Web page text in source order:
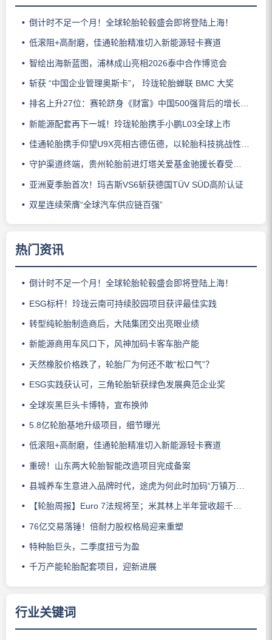
倒计时不足一个月！全球轮胎轮毂盛会即将登陆上海！
低滚阻+高耐磨，佳通轮胎精准切入新能源轻卡赛道
智绘出海新蓝图，浦林成山亮相2026泰中合作博览会
斩获 “中国企业管理奥斯卡”， 玲珑轮胎蝉联 BMC 大奖
排名上升27位：赛轮跻身《财富》中国500强背后的增长逻辑
新能源配套再下一城！玲珑轮胎携手小鹏L03全球上市
佳通轮胎携手仰望U9X亮相古德伍德，以轮胎科技挑战性能边界
守护渠道终端，贵州轮胎前进灯塔关爱基金驰援长春受灾门店
亚洲夏季胎首次！玛吉斯VS6斩获德国TÜV SÜD高阶认证
双星连续荣膺“全球汽车供应链百强”
热门资讯
倒计时不足一个月！全球轮胎轮毂盛会即将登陆上海！
ESG标杆！玲珑云南可持续胶园项目获评最佳实践
转型纯轮胎制造商后，大陆集团交出亮眼业绩
新能源商用车风口下，风神加码卡客车胎产能
天然橡胶价格跌了，轮胎厂为何还不敢“松口气”？
ESG实践获认可，三角轮胎斩获绿色发展典范企业奖
全球炭黑巨头卡博特，宣布换帅
5.8亿轮胎基地升级项目，细节曝光
低滚阻+高耐磨，佳通轮胎精准切入新能源轻卡赛道
重磅！山东两大轮胎智能改造项目完成备案
县城养车生意进入品牌时代，途虎为何此时加码“万镇万店”？
【轮胎周报】Euro 7法规将至；米其林上半年营收超千亿；倍耐力上半年盈利稳增；龙星炭黑斩获欧洲近万吨订单
76亿交易落锤！倍耐力股权格局迎来重塑
特种胎巨头，二季度扭亏为盈
千万产能轮胎配套项目，迎新进展
行业关键词